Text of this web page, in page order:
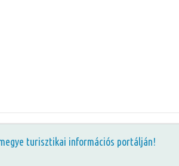
turisztikai információs portálján!